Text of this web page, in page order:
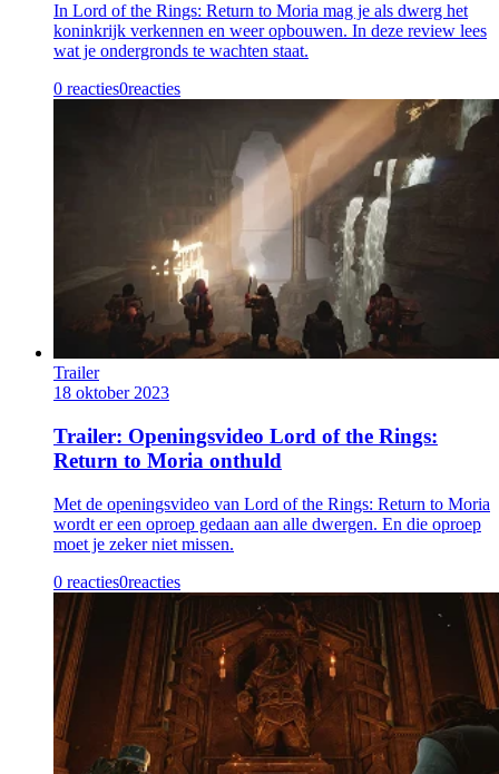
In Lord of the Rings: Return to Moria mag je als dwerg het
koninkrijk verkennen en weer opbouwen. In deze review lees
wat je ondergronds te wachten staat.
0 reacties0reacties
Trailer
18 oktober 2023
Trailer: Openingsvideo Lord of the Rings:
Return to Moria onthuld
Met de openingsvideo van Lord of the Rings: Return to Moria
wordt er een oproep gedaan aan alle dwergen. En die oproep
moet je zeker niet missen.
0 reacties0reacties